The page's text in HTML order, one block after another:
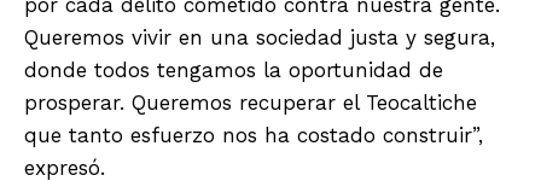
Queremos vivir en una sociedad justa y segura,
donde todos tengamos la oportunidad de
prosperar. Queremos recuperar el Teocaltiche
que tanto esfuerzo nos ha costado construir”,
expresó.